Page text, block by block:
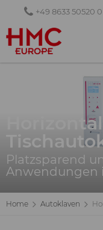
+49 8633 50520 0
Platzsparend
Anwendungen
Home Autoklaven